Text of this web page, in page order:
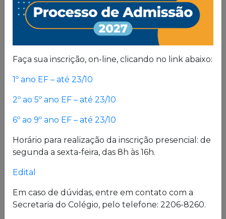
Proposta
Pedagógica
Um projeto de vida de quem busca uma sólida
consistente conhecimento acadêmico.
Estrutura física
O Colégio oferece uma excelente estrutura para
atender a seus alunos em período integral.
Laboratórios de Química, Física e Biologia; salas
auditórios; complexo esportivo; piscina
semiolímpica; sala de musculação e enfermaria
Faça sua inscrição, on-line, clicando no link abaixo:
1º ano EF – até 23/10
2º ao 5º ano EF – até 23/10
6º ao 9º ano EF – até 23/10
Horário para realização da inscrição presencial: de
segunda a sexta-feira, das 8h às 16h.
Edital
Em caso de dúvidas, entre em contato com a
Secretaria do Colégio, pelo telefone: 2206-8260.